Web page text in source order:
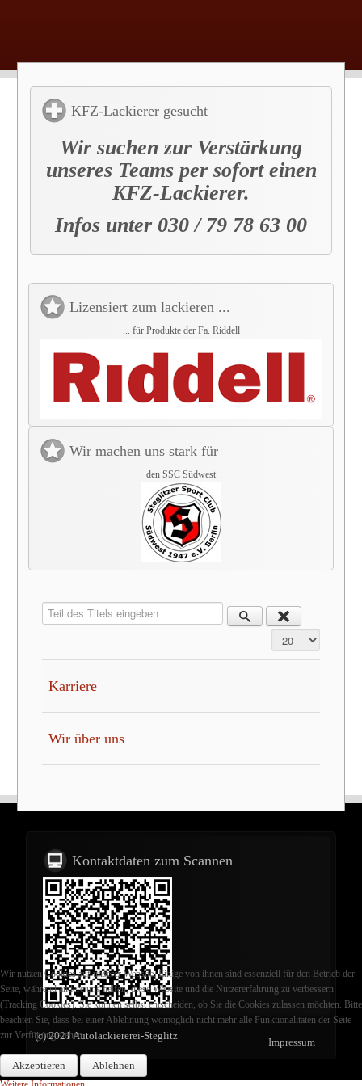
KFZ-Lackierer gesucht
Wir suchen zur Verstärkung
unseres Teams per sofort einen
KFZ-Lackierer.
Infos unter 030 / 79 78 63 00
Lizensiert zum lackieren ...
... für Produkte der Fa. Riddell
Wir machen uns stark für
den SSC Südwest
Teil des Titels eingeben
Anzeige #
Karriere
Wir über uns
Kontaktdaten zum Scannen
Impressum
(c) 2021 Autolackiererei-Steglitz
Wir nutzen Cookies auf unserer Website. Einige von ihnen sind essenziell für den Betrieb der
Seite, während andere uns helfen, diese Website und die Nutzererfahrung zu verbessern
(Tracking Cookies). Sie können selbst entscheiden, ob Sie die Cookies zulassen möchten. Bitte
beachten Sie, dass bei einer Ablehnung womöglich nicht mehr alle Funktionalitäten der Seite
zur Verfügung stehen.
Akzeptieren Ablehnen